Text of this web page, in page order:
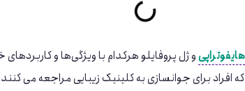
هایفوتراپیو ژل پروفایلو هرکدام با ویژگی‌ها و
برای جوانسازی به کلینیک زیبایی مراجعه می